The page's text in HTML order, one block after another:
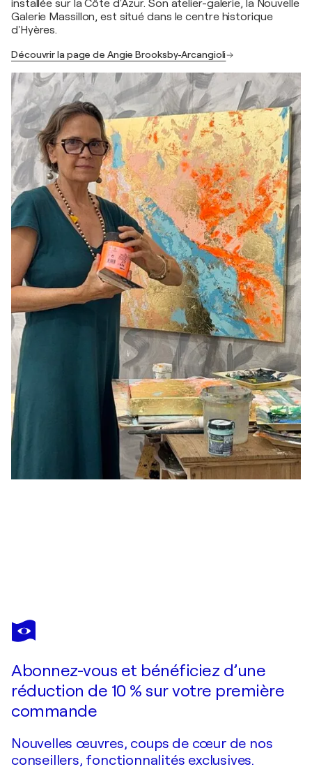
installée sur la Côte d'Azur. Son atelier-galerie, la Nouvelle
Galerie Massillon, est situé dans le centre historique
d'Hyères.
Découvrir la page de Angie Brooksby-Arcangioli
ANGIE BROOKSBY-ARCANGIOLI
Lavender Field : La Route de la Lavande
Abonnez-vous et bénéficiez d’une
réduction de 10 % sur votre première
commande
Nouvelles œuvres, coups de cœur de nos
conseillers, fonctionnalités exclusives.